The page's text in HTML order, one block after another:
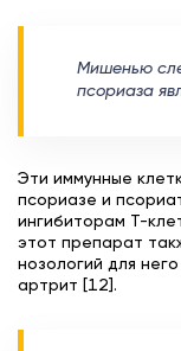
Мишенью
псориаза
Эти иммунные
псориазе и
ингибиторам Т-
этот препарат
нозологий для
артрит [12].